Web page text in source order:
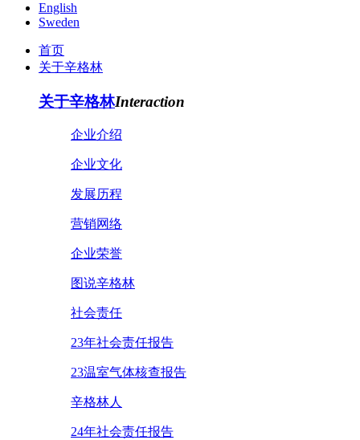
English
Sweden
首页
关于辛格林
关于辛格林Interaction
企业介绍
企业文化
发展历程
营销网络
企业荣誉
图说辛格林
社会责任
23年社会责任报告
23温室气体核查报告
辛格林人
24年社会责任报告